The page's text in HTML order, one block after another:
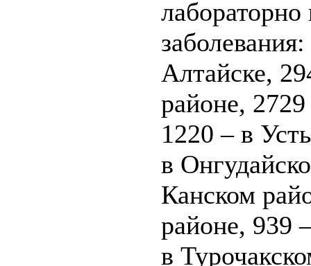
Алтайске,
районе,
1220 – в
в
Канском
районе, 939
в